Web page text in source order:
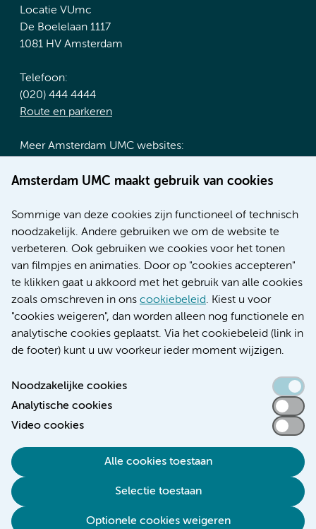
Amsterdam UMC maakt gebruik van cookies
Sommige van deze cookies zijn functioneel of technisch
noodzakelijk. Andere gebruiken we om de website te
verbeteren. Ook gebruiken we cookies voor het tonen
van filmpjes en animaties. Door op "cookies accepteren"
te klikken gaat u akkoord met het gebruik van alle cookies
zoals omschreven in ons cookiebeleid. Kiest u voor
"cookies weigeren", dan worden alleen nog functionele en
analytische cookies geplaatst. Via het cookiebeleid (link in
de footer) kunt u uw voorkeur ieder moment wijzigen.
Noodzakelijke cookies
Analytische cookies
Video cookies
Alle cookies toestaan
Selectie toestaan
Optionele cookies weigeren
Locatie VUmc
De Boelelaan 1117
1081 HV Amsterdam
Telefoon:
(020) 444 4444
Route en parkeren
Meer Amsterdam UMC websites:
Werken bij Amsterdam UMC
Nieuws
Research
Educatie locatie AMC
Educatie locatie VUmc
Toegankelijkheidsverklaring
Responsible disclosure
Algemene privacyverklaring